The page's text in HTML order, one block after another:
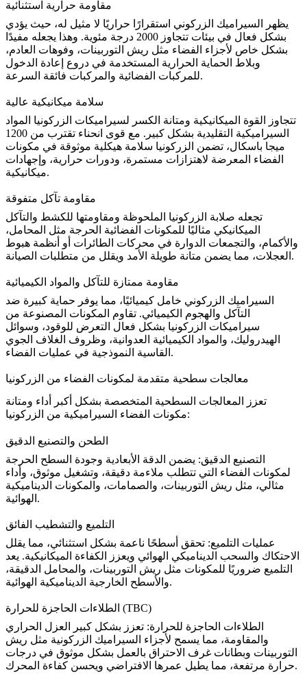
مقاومة حرارية استثنائية
يظهر السيراميك الزركوني استقرارًا حراريًا لا مثيل له، حيث يؤدي
بشكل فعال في بيئات تتجاوز 2000 درجة مئوية. وهذا يجعله مفيدًا
بشكل خاص لأجزاء الفضاء مثل ريش التوربينات، وفوهات العادم،
وبلاط الحماية الحرارية المستخدمة في دروع إعادة الدخول
للمركبات الفضائية والمركبات فائقة السرعة.
سلامة ميكانيكية عالية
تتجاوز القوة الميكانيكية ومتانة الكسر لسيراميكات الزركونيا المواد
السيراميكية التقليدية بشكل كبير. مع قوى انحناء تقترب من 1200
ميجا باسكال، تضمن الزركونيا سلامة هيكلية موثوقة في مكونات
الفضاء المعرضة لاهتزازات مستمرة، ودورات حرارية، وإجهادات
ميكانيكية.
مقاومة تآكل متفوقة
تجعله صلابة الزركونيا الملحوظة ومقاومتها للكشط والتآكل
الميكانيكي مثاليًا للمكونات الفضائية الحرجة مثل المحامل،
والأكمام، والتجمعات الدوارة في محركات الطائرات أو أنظمة هبوط
العجلات، مما يضمن متانة طويلة الأمد ويقلل من متطلبات الصيانة.
مقاومة ممتازة للتآكل والمواد الكيميائية
السيراميك الزركوني خامل كيميائيًا، مما يوفر حماية كبيرة ضد
التآكل والهجوم الكيميائي. تقاوم المكونات المصنوعة من
سيراميكات الزركونيا بشكل فعال التعرض للوقود، وسوائل
الهيدروليك، والمواد الكيميائية العدوانية، وظروف الغلاف الجوي
القاسية النموذجية في عمليات الفضاء.
معالجات سطحية متقدمة لمكونات الفضاء من الزركونيا
تعزز المعالجات السطحية المتخصصة بشكل أكبر أداء ومتانة
مكونات الفضاء السيراميكية من الزركونيا:
الطحن والتصنيع الدقيق
التصنيع الدقيق: يضمن الدقة الأبعادية وجودة السطح الحرجة
لمكونات الفضاء التي تتطلب ملاءمة دقيقة، وتشغيل موثوق، وأداء
مثالي، مثل ريش التوربينات، والصمامات، والمكونات الديناميكية
الهوائية.
التلميع والتشطيب الفائق
عمليات التلميع: تحقق أسطحًا ناعمة بشكل استثنائي، مما يقلل
الاحتكاك والسحب الديناميكي الهوائي ويعزز الكفاءة الميكانيكية. يعد
التلميع ضروريًا للمكونات مثل ريش التوربينات، والمحامل الدقيقة،
والأسطح الخارجية الديناميكية الهوائية.
الطلاءات الحاجزة للحرارة (TBC)
الطلاءات الحاجزة للحرارة: تعزز بشكل كبير العزل الحراري
والمقاومة، مما يسمح لأجزاء السيراميك الزركونية مثل ريش
التوربينات وبطانات غرف الاحتراق بالعمل بشكل موثوق في درجات
حرارة مرتفعة، مما يطيل عمرها الافتراضي ويحسن كفاءة المحرك.